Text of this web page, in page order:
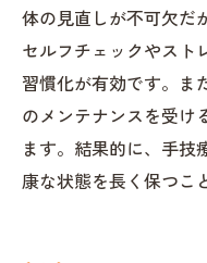
体の見直しが不可欠だ
セルフチェックやスト
習慣化が有効です。ま
のメンテナンスを受け
ます。結果的に、手技
康な状態を長く保つこ